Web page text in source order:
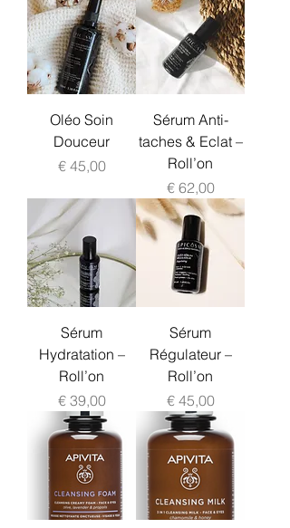
Oléo Soin
Douceur
Prijs
€ 45,00
Sérum Anti-
taches & Eclat –
Roll’on
Prijs
€ 62,00
Sérum
Hydratation –
Roll’on
Prijs
€ 39,00
Sérum
Régulateur –
Roll’on
Prijs
€ 45,00